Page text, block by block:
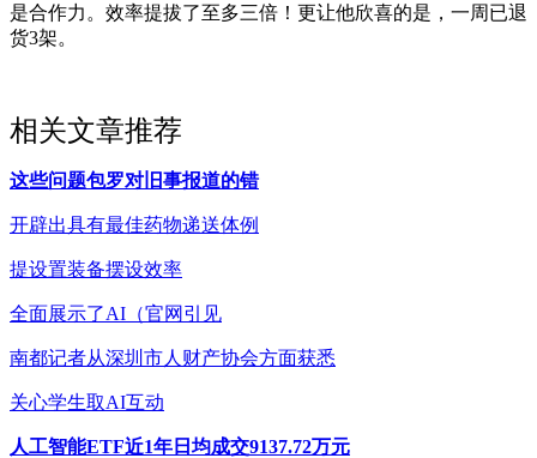
是合作力。效率提拔了至多三倍！更让他欣喜的是，一周已退
货3架。
相关文章推荐
这些问题包罗对旧事报道的错
开辟出具有最佳药物递送体例
提设置装备摆设效率
全面展示了AI（官网引见
南都记者从深圳市人财产协会方面获悉
关心学生取AI互动
人工智能ETF近1年日均成交9137.72万元